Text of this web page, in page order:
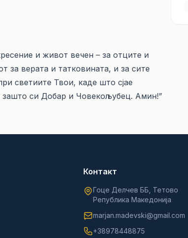
и живот вечен – за отците и
за верата и татковината, и за сите
светиите Твои, каде што сјае
зашто си Добар и Човекољубец. Амин!”
Контакт
Гоце Делчев ББ, Тетово
Република Македонија
marjan.madevski@gmail.com
+38978448875